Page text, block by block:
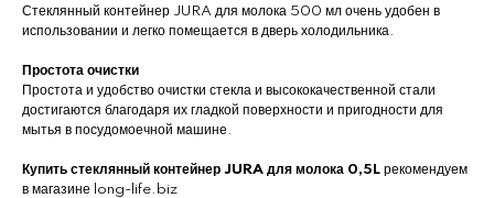
Стеклянный контейнер JURA для молока 500 мл очень удобен в
использовании и легко помещается в дверь холодильника.
Простота очистки
Простота и удобство очистки стекла и высококачественной стали
достигаются благодаря их гладкой поверхности и пригодности для
мытья в посудомоечной машине.
Купить стеклянный контейнер JURA для молока 0,5L рекомендуем
в магазине long-life.biz